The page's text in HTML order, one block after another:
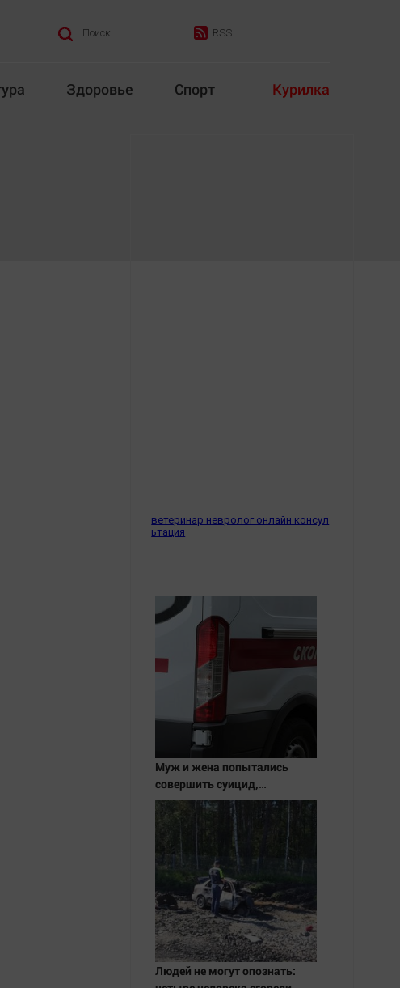
Поиск RSS
Здоровье Спорт Курилка
ветеринар невролог онлайн консул
ьтация
Муж и жена попытались
совершить суицид,
предупредив оперативные
службы
Людей не могут опознать: